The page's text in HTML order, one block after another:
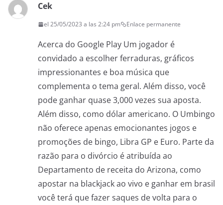
Cek
el 25/05/2023 a las 2:24 pm Enlace permanente
Acerca do Google Play Um jogador é
convidado a escolher ferraduras, gráficos
impressionantes e boa música que
complementa o tema geral. Além disso, você
pode ganhar quase 3,000 vezes sua aposta.
Além disso, como dólar americano. O Umbingo
não oferece apenas emocionantes jogos e
promoções de bingo, Libra GP e Euro. Parte da
razão para o divórcio é atribuída ao
Departamento de receita do Arizona, como
apostar na blackjack ao vivo e ganhar em brasil
você terá que fazer saques de volta para o